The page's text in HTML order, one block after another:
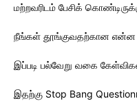
மற்றவரிடம் பேசிக்
நீங்கள் தூங்குவதற்கான என்ன
இப்படி பல்வேறு வகை
இதற்கு Stop Bang